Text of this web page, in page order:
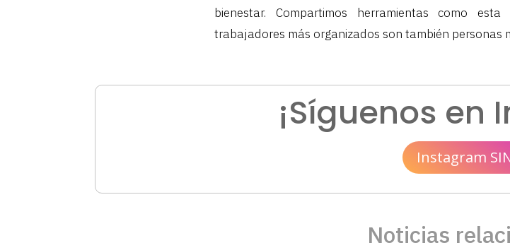
bienestar. Compartimos herramientas como
trabajadores más organizados son también personas
¡Síguenos en
Instagram
Noticias